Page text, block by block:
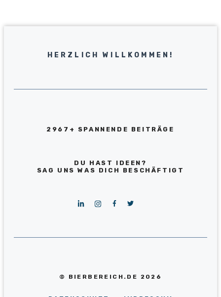
HERZLICH WILLKOMMEN!
2967+ SPANNENDE BEITRÄGE
DU HAST IDEEN?
SAG UNS WAS DICH BESCHÄFTIGT
© BIERBEREICH.DE 2026